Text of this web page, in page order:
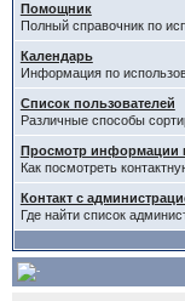
Помощник
Полный справочник по
Календарь
Информация по
Список пользователей
Различные способы
Просмотр информации
Как посмотреть
Контакт с
Где найти список